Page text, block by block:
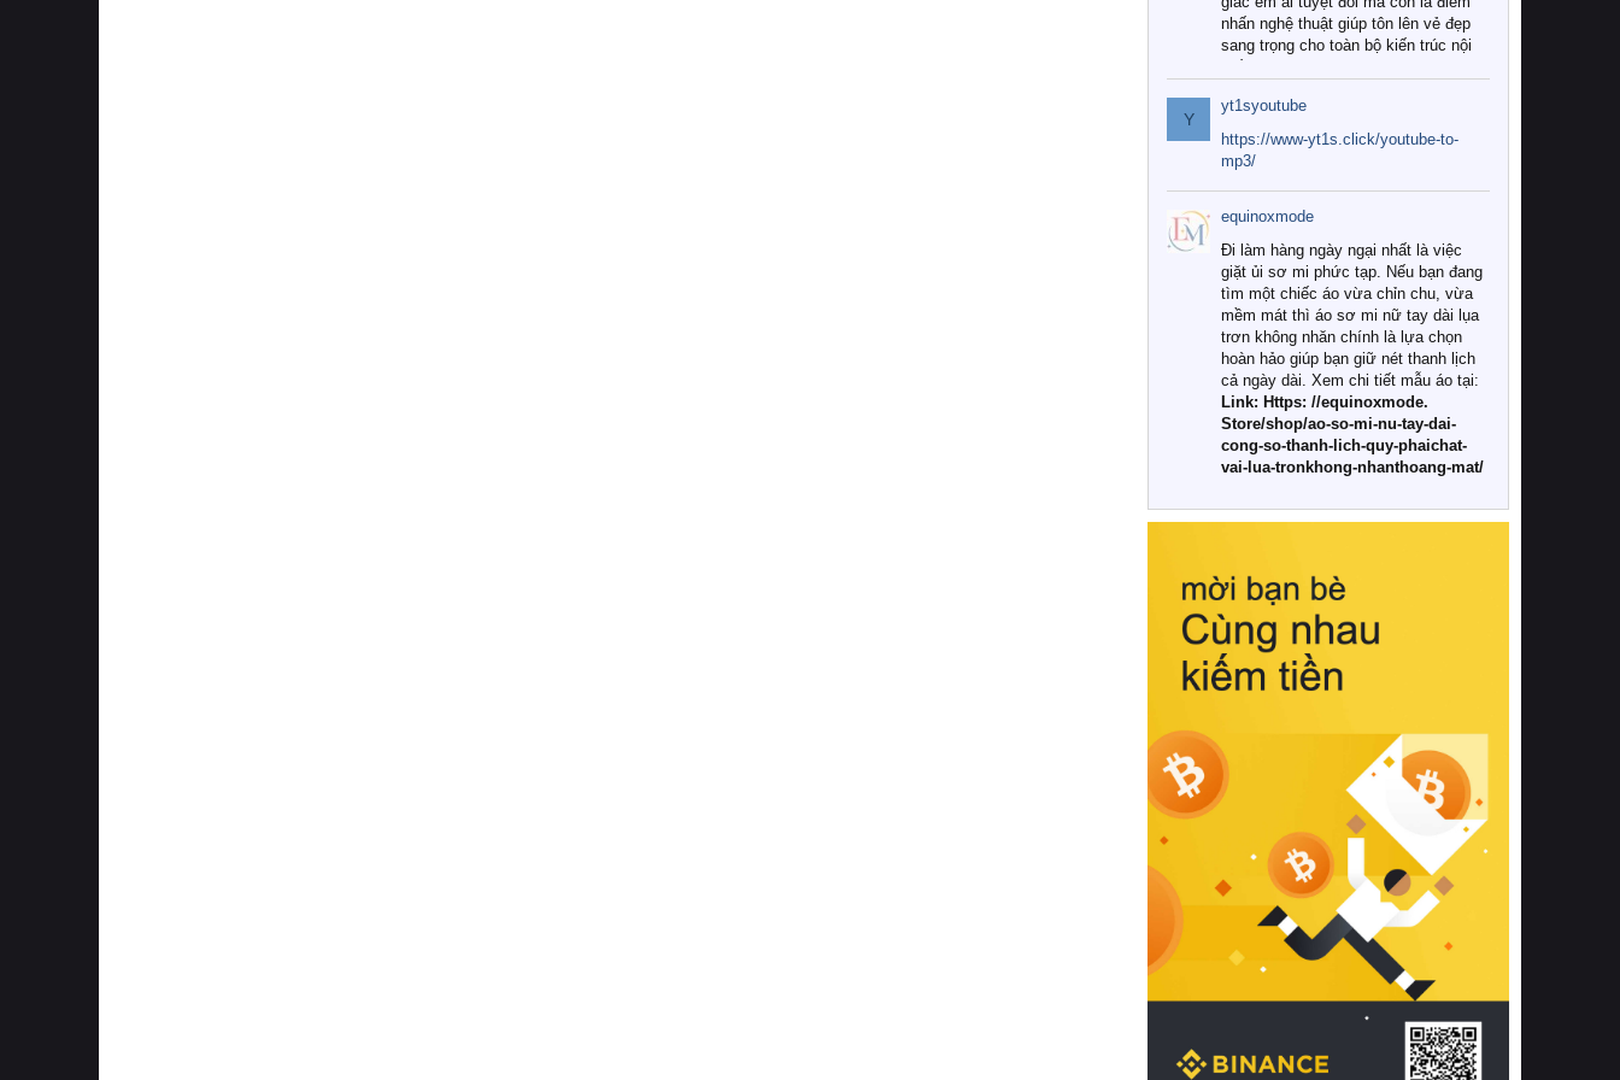
nhấn nghệ thuật giúp tôn lên vẻ đẹp
sang trọng cho toàn bộ kiến trúc nội
Tuy nhiên, giữa thị trường đa dạng
với vô vàn thương hiệu và mẫu mã
như hiện nay, làm thế nào để chọn
được những bộ chăn ga gối đệm cao
cấp thực sự chất lượng, phù hợp với
khí hậu và nhu cầu sử dụng của gia
đình? Hãy cùng chúng tôi đi tìm lời
giải đáp chi tiết qua bài viết dưới đây.
1. Tại sao các gia đình hiện đại lại ưa
chuộng chăn ga gối đệm cao cấp?
Khác với các dòng sản phẩm thông
thường, những bộ chăn ga gối đệm
cao cấp trải qua quy trình sản xuất
nghiêm ngặt từ khâu chọn lọc nguyên
liệu tự nhiên đến công nghệ dệt
nhuộm hiện đại không chứa hóa chất
này, bạn sẽ cảm nhận rõ rệt sự khác
hồi chuẩn xác của phần đệm nâng đỡ
cột sống.
Bên cạnh đó, việc lựa chọn các dòng
sản phẩm đạt chuẩn chất lượng quốc
tế còn giúp ngăn ngừa tình trạng kích
khuẩn và nấm mốc trong điều kiện
thời tiết nóng ẩm. Bạn có thể tìm hiểu
thêm các nghiên cứu khoa học về tác
động của giấc ngủ và môi trường
phòng ngủ đối với sức khỏe con
người tại Sleep Foundation (External
Link) để có cái nhìn toàn diện hơn.
2. Các tiêu chí vàng khi lựa chọn
chăn ga gối đệm cao cấp cho phòng
ngủ
Để sở hữu một bộ chăn ga gối đệm
cao cấp hoàn hảo cả về thẩm mỹ lẫn
công năng, người tiêu dùng cần cân
nhắc kỹ lưỡng các tiêu chí quan trọng
Y
yt1syoutube
https://www-yt1s.click/youtube-to-
mp3/
equinoxmode
Đi làm hàng ngày ngại nhất là việc
giặt ủi sơ mi phức tạp. Nếu bạn đang
tìm một chiếc áo vừa chỉn chu, vừa
mềm mát thì áo sơ mi nữ tay dài lụa
trơn không nhăn chính là lựa chọn
hoàn hảo giúp bạn giữ nét thanh lịch
cả ngày dài. Xem chi tiết mẫu áo tại:
Link: Https: //equinoxmode.
Store/shop/ao-so-mi-nu-tay-dai-
cong-so-thanh-lich-quy-phaichat-
vai-lua-tronkhong-nhanthoang-mat/